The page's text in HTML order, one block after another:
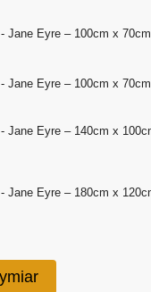
Jane Eyre – 100cm x
Jane Eyre – 100cm x
Jane Eyre – 140cm x
Jane Eyre – 180cm x